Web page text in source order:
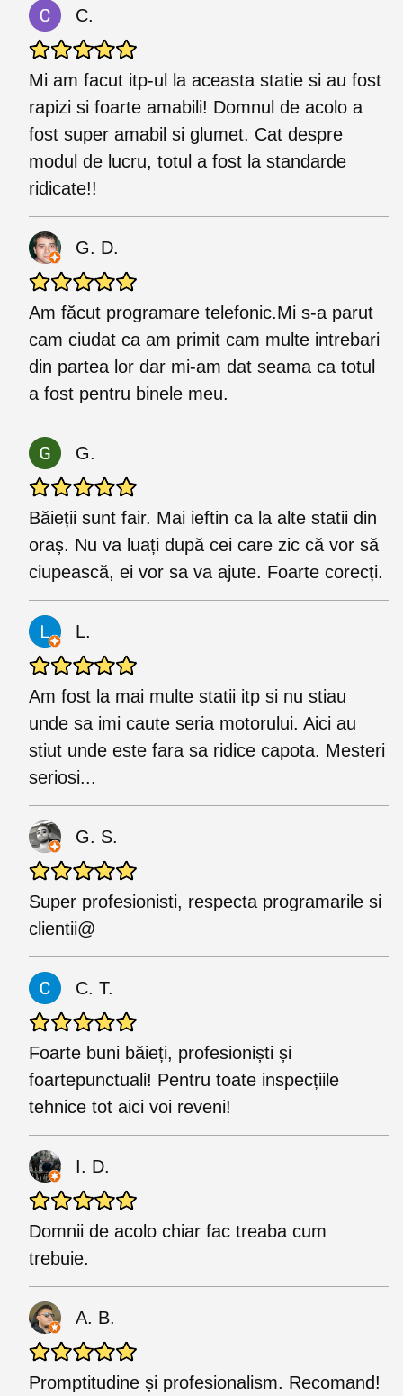
C.
Mi am facut itp-ul la aceasta statie si au fost
rapizi si foarte amabili! Domnul de acolo a
fost super amabil si glumet. Cat despre
modul de lucru, totul a fost la standarde
ridicate!!
G. D.
Am făcut programare telefonic.Mi s-a parut
cam ciudat ca am primit cam multe intrebari
din partea lor dar mi-am dat seama ca totul
a fost pentru binele meu.
G.
Băieții sunt fair. Mai ieftin ca la alte statii din
oraș. Nu va luați după cei care zic că vor să
ciupească, ei vor sa va ajute. Foarte corecți.
L.
Am fost la mai multe statii itp si nu stiau
unde sa imi caute seria motorului. Aici au
stiut unde este fara sa ridice capota. Mesteri
seriosi...
G. S.
Super profesionisti, respecta programarile si
clientii@
C. T.
Foarte buni băieți, profesioniști și
foartepunctuali! Pentru toate inspecțiile
tehnice tot aici voi reveni!
I. D.
Domnii de acolo chiar fac treaba cum
trebuie.
A. B.
Promptitudine și profesionalism. Recomand!